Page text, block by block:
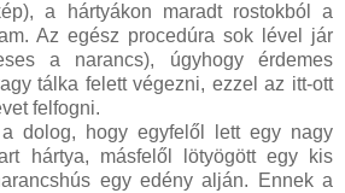
a hártyákon maradt rostokból a
Az egész procedúra sok lével jár
a narancs), úgyhogy érdemes
tálka felett végezni, ezzel az itt-ott
felfogni.
dolog, hogy egyfelől lett egy nagy
hártya, másfelől lötyögött egy kis
egy edény alján. Ennek a